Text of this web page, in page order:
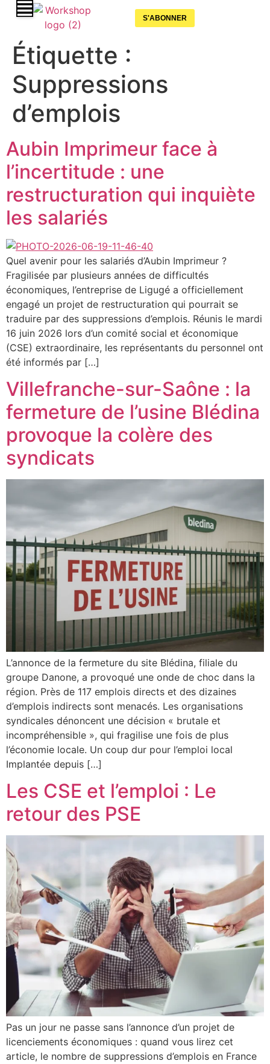
S'ABONNER
Étiquette :
Suppressions
d’emplois
Aubin Imprimeur face à
l’incertitude : une
restructuration qui inquiète
les salariés
Quel avenir pour les salariés d’Aubin Imprimeur ?
Fragilisée par plusieurs années de difficultés
économiques, l’entreprise de Ligugé a officiellement
engagé un projet de restructuration qui pourrait se
traduire par des suppressions d’emplois. Réunis le mardi
16 juin 2026 lors d’un comité social et économique
(CSE) extraordinaire, les représentants du personnel ont
été informés par […]
Villefranche-sur-Saône : la
fermeture de l’usine Blédina
provoque la colère des
syndicats
L’annonce de la fermeture du site Blédina, filiale du
groupe Danone, a provoqué une onde de choc dans la
région. Près de 117 emplois directs et des dizaines
d’emplois indirects sont menacés. Les organisations
syndicales dénoncent une décision « brutale et
incompréhensible », qui fragilise une fois de plus
l’économie locale. Un coup dur pour l’emploi local
Implantée depuis […]
Les CSE et l’emploi : Le
retour des PSE
Pas un jour ne passe sans l’annonce d’un projet de
licenciements économiques : quand vous lirez cet
article, le nombre de suppressions d’emplois en France